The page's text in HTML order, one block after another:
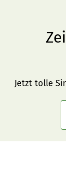
Jetzt tolle